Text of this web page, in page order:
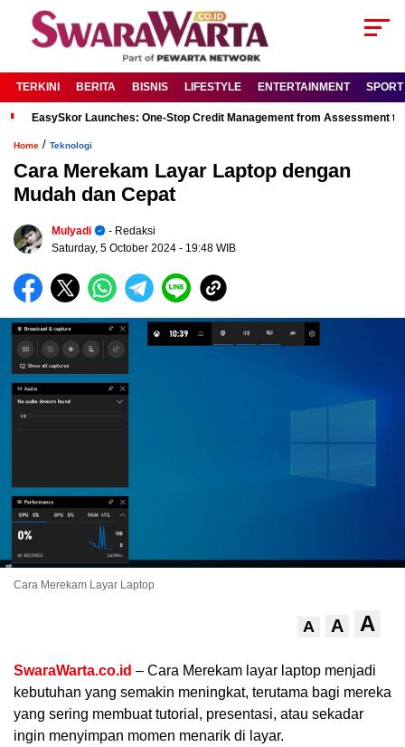
TERKINI BERITA BISNIS LIFESTYLE ENTERTAINMENT SPORT
EasySkor Launches: One-Stop Credit Management from Assessment
Home / Teknologi
Cara Merekam Layar Laptop dengan
Mudah dan Cepat
Mulyadi
- Redaksi
Saturday, 5 October 2024 - 19:48 WIB
Cara Merekam Layar Laptop
A A A
SwaraWarta.co.id – Cara Merekam layar laptop menjadi
kebutuhan yang semakin meningkat, terutama bagi mereka
yang sering membuat tutorial, presentasi, atau sekadar
ingin menyimpan momen menarik di layar.